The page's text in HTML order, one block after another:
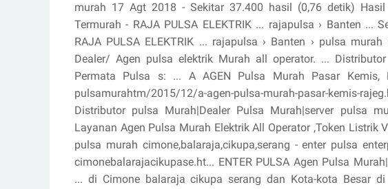
murah 17 Agt 2018 - Sekitar 37.400 hasil (0,76 detik)
Termurah - RAJA PULSA ELEKTRIK ... rajapulsa › Banten ...
RAJA PULSA ELEKTRIK ... rajapulsa › Banten › pulsa
Dealer/ Agen pulsa elektrik Murah all operator. ...
Permata Pulsa s: ... A AGEN Pulsa Murah Pasar Kemis,
pulsamurahtm/2015/12/a-agen-pulsa-murah-pasar-kemis-
Distributor pulsa Murah|Dealer Pulsa Murah|server pulsa
Layanan Agen Pulsa Murah Elektrik All Operator ,Token Listrik
pulsa murah cimone,balaraja,cikupa,serang - enter pulsa
cimonebalarajacikupase.ht... ENTER PULSA Agen Pulsa
... di Cimone balaraja cikupa serang dan Kota-kota Besar